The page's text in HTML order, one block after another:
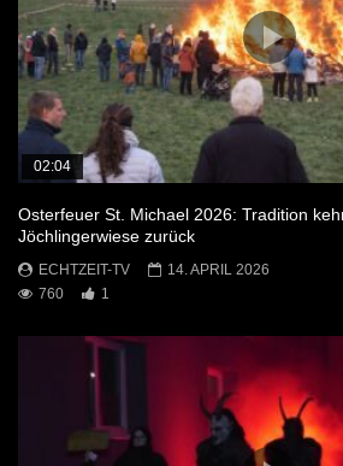
02:04
Osterfeuer St. Michael 2026: Tradition
Jöchlingerwiese zurück
ECHTZEIT-TV
14. APRIL 2026
760
1